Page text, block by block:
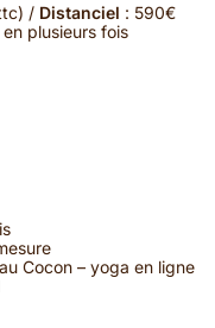
/ Distanciel : 590€
plusieurs fois
Cocon – yoga en ligne